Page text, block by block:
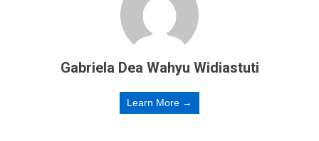
Gabriela Dea Wahyu Widiastuti
Learn More →